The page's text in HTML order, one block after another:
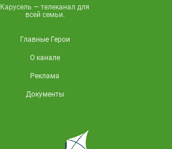
Карусель — телеканал для
всей семьи.
Главные Герои
О канале
Реклама
Документы